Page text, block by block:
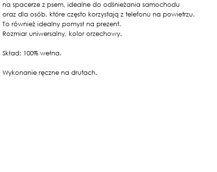
na spacerze z psem, idealne do odśnieżania samochodu
oraz dla osób, które często korzystają z telefonu na powietrzu.
To również idealny pomysł na prezent.
Rozmiar uniwersalny, kolor orzechowy.
Skład: 100% wełna.
Wykonanie ręczne na drutach.